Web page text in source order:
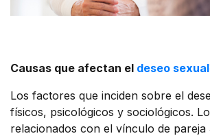
Causas que afectan el deseo sexual
Los factores que inciden sobre el
físicos, psicológicos y sociológicos.
relacionados con el vínculo de pareja